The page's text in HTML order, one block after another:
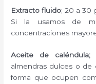
Extracto fluido; 20 a 30
Si la usamos de
concentraciones
Aceite de caléndula;
almendras dulces o de
forma que ocupen